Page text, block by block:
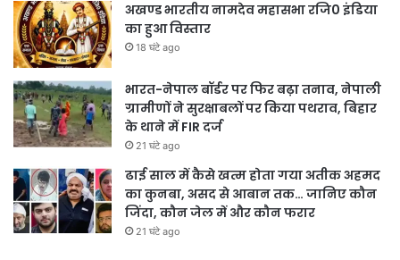
अखण्ड भारतीय नामदेव महासभा रजि0 इंडिया
का हुआ विस्तार
18 घंटे ago
भारत-नेपाल बॉर्डर पर फिर बढ़ा तनाव, नेपाली
ग्रामीणों ने सुरक्षाबलों पर किया पथराव, बिहार
के थाने में FIR दर्ज
21 घंटे ago
ढाई साल में कैसे खत्म होता गया अतीक अहमद
का कुनबा, असद से आबान तक… जानिए कौन
जिंदा, कौन जेल में और कौन फरार
21 घंटे ago